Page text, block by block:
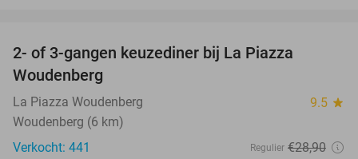
2- of 3-gangen keuzediner bij La Piazza
Woudenberg
La Piazza Woudenberg 9.5 star
Woudenberg (6 km)
Verkocht: 441
Regulier €28,90